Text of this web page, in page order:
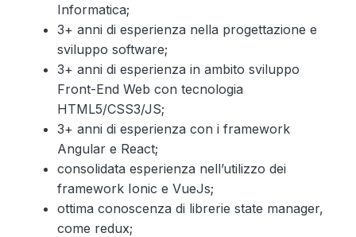
Informatica;
3+ anni di esperienza nella progettazione e
sviluppo software;
3+ anni di esperienza in ambito sviluppo
Front-End Web con tecnologia
HTML5/CSS3/JS;
3+ anni di esperienza con i framework
Angular e React;
consolidata esperienza nell’utilizzo dei
framework Ionic e VueJs;
ottima conoscenza di librerie state manager,
come redux;